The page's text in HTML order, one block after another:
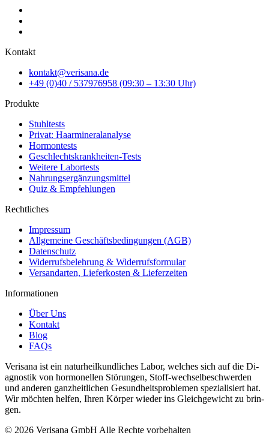
Kontakt
kontakt@verisana.de
+49 (0)40 / 537976958 (09:30 – 13:30 Uhr)
Produkte
Stuhltests
Privat: Haarmineralanalyse
Hormontests
Geschlechtskrankheiten-Tests
Weitere Labortests
Nahrungsergänzungsmittel
Quiz & Empfehlungen
Rechtliches
Impressum
Allgemeine Geschäftsbedingungen (AGB)
Datenschutz
Widerrufsbelehrung & Widerrufsformular
Versandarten, Lieferkosten & Lieferzeiten
Informationen
Über Uns
Kontakt
Blog
FAQs
Verisana ist ein naturheilkundliches La­bor, welches sich auf die Di­
ag­nos­tik von hor­monellen Störun­gen, Stof­f-wech­selbeschw­er­den
und an­deren ganzheitlichen Gesund­heit­sprob­le­men spezial­isiert hat.
Wir möchten helfen, Ihren Kör­per wieder ins Gle­ichgewicht zu brin­
gen.
© 2026 Verisana GmbH Alle Rechte vorbehalten